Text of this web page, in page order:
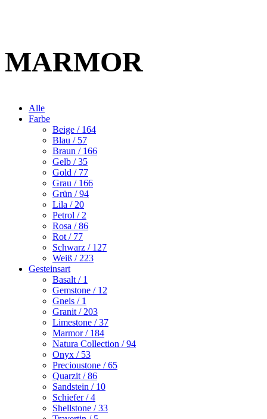
MARMOR
Alle
Farbe
Beige / 164
Blau / 57
Braun / 166
Gelb / 35
Gold / 77
Grau / 166
Grün / 94
Lila / 20
Petrol / 2
Rosa / 86
Rot / 77
Schwarz / 127
Weiß / 223
Gesteinsart
Basalt / 1
Gemstone / 12
Gneis / 1
Granit / 203
Limestone / 37
Marmor/ 184
Natura Collection / 94
Onyx / 53
Precioustone / 65
Quarzit / 86
Sandstein / 10
Schiefer/ 4
Shellstone / 33